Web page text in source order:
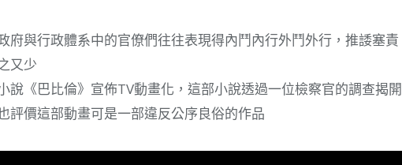
府與行政體系中的官僚們往往表現得內鬥內行外鬥外行，推諉塞責
又少
說《巴比倫》宣佈TV動畫化，這部小說透過一位檢察官的調查揭開
評價這部動畫可是一部違反公序良俗的作品